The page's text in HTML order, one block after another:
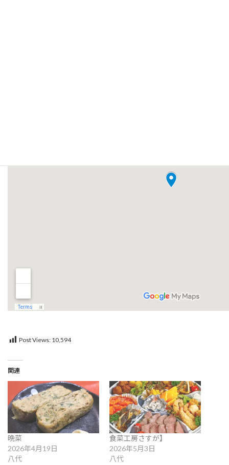
Post Views: 10,594
関連
晩菜
2026年4月19日
八代
食菜工房さすが】
2026年5月3日
八代